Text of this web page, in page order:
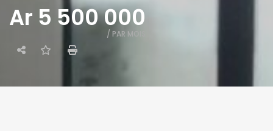
Ar 5 500 000
/ PAR MOIS